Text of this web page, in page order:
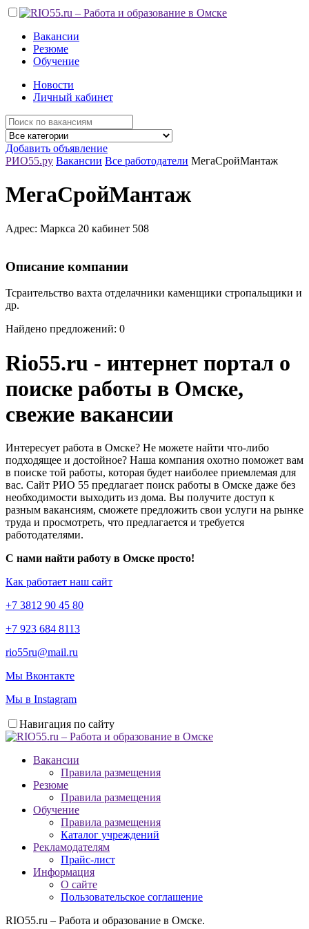
Вакансии
Резюме
Обучение
Новости
Личный кабинет
Добавить объявление
РИО55.ру Вакансии Все работодатели МегаСройМантаж
МегаСройМантаж
Адрес: Маркса 20 кабинет 508
Описание компании
Тсраительство вахта отделачники каменщики стропальщики и
др.
Найдено предложений: 0
Rio55.ru - интернет портал о
поиске работы в Омске,
свежие вакансии
Интересует работа в Омске? Не можете найти что-либо
подходящее и достойное? Наша компания охотно поможет вам
в поиске той работы, которая будет наиболее приемлемая для
вас. Сайт РИО 55 предлагает поиск работы в Омске даже без
необходимости выходить из дома. Вы получите доступ к
разным вакансиям, сможете предложить свои услуги на рынке
труда и просмотреть, что предлагается и требуется
работодателями.
С нами найти работу в Омске просто!
Как работает наш сайт
+7 3812 90 45 80
+7 923 684 8113
rio55ru@mail.ru
Мы Вконтакте
Мы в Instagram
Навигация по сайту
Вакансии
Правила размещения
Резюме
Правила размещения
Обучение
Правила размещения
Каталог учреждений
Рекламодателям
Прайс-лист
Информация
О сайте
Пользовательское соглашение
RIO55.ru – Работа и образование в Омске.